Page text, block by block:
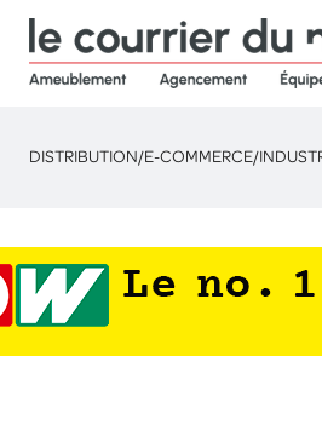
DISTRIBUTION/E-COMMERCE/